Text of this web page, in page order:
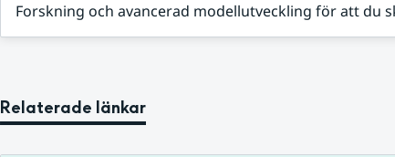
Forskning och avancerad modellutveckling för att du
Relaterade länkar